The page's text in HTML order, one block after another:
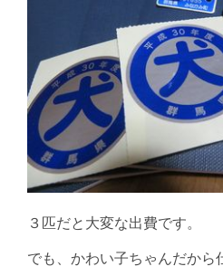
３匹だと大変な出費です。
でも、かわい子ちゃんだから